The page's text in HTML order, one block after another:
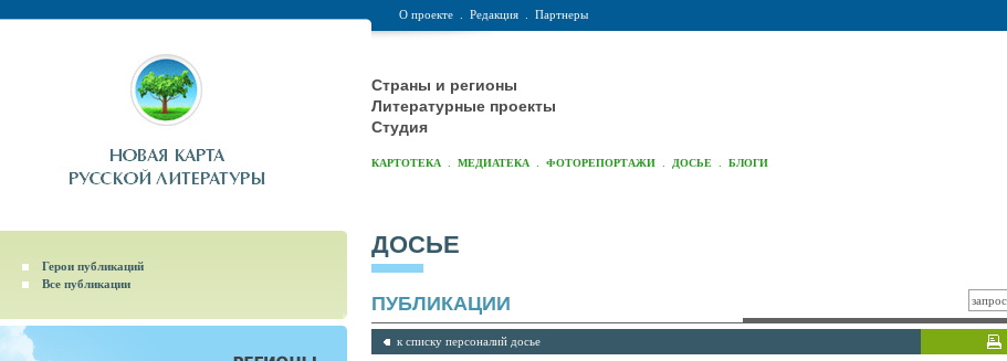
О проекте Редакция Партнеры
Страны и регионы
Литературные проекты
Студия
КАРТОТЕКА МЕДИАТЕКА ФОТОРЕПОРТАЖИ ДОСЬЕ БЛОГИ
Герои публикаций
Все публикации
ДОСЬЕ
ПУБЛИКАЦИИ
к списку персоналий досье